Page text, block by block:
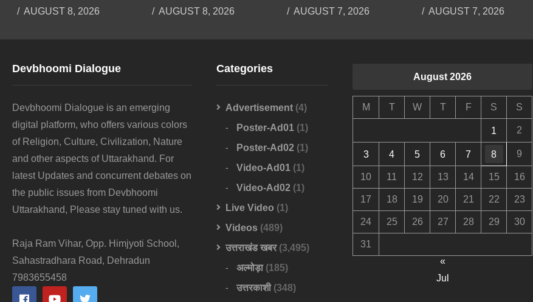
AUGUST 8, 2026
AUGUST 8, 2026
AUGUST 7, 2026
AUGUST 7, 2026
Devbhoomi Dialogue
Devbhoomi Dialogue is an emerging
digital platform, who offers various colors
of Religion, Culture, Civilization, Nature
and other aspects of Uttarakhand. For
latest Updates and concurrent debates on
the public issues from Devbhoomi
Uttarakhand, Please stay tuned with us.
Raja Ram Vihar, Opp. Himjyoti School,
Sahastradhara Road, Dehradun
7983655458
Categories
Advertisement (4)
Poster-Ad01 (1)
Poster-Ad02 (1)
Video-Ad01 (1)
Video-Ad02 (1)
Live Video (1)
Videos (489)
उत्तराखंड खबर(3,495)
अल्मोड़ा(185)
उत्तरकाशी(348)
August 2026
M T W T F S S
1 2
3 4 5 6 7 8 9
10 11 12 13 14 15 16
17 18 19 20 21 22 23
24 25 26 27 28 29 30
31
«
Jul